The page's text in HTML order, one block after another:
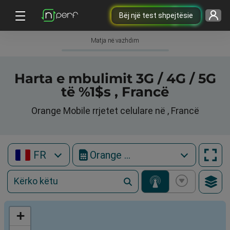
Bëj një test shpejtësie
Matja në vazhdim
Harta e mbulimit 3G / 4G / 5G
të %1$s , Francë
Orange Mobile rrjetet celulare në , Francë
FR Orange Mobile
+